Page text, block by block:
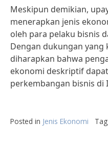
Meskipun demikian,
menerapkan jenis
oleh para pelaku bisnis
Dengan dukungan
diharapkan bahwa
ekonomi deskriptif
perkembangan bisnis di
Posted in Jenis Ekonomi